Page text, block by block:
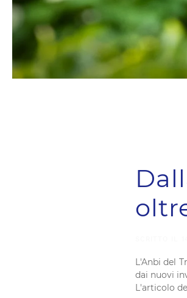
L'Anbi del
dai nuovi
L'articolo